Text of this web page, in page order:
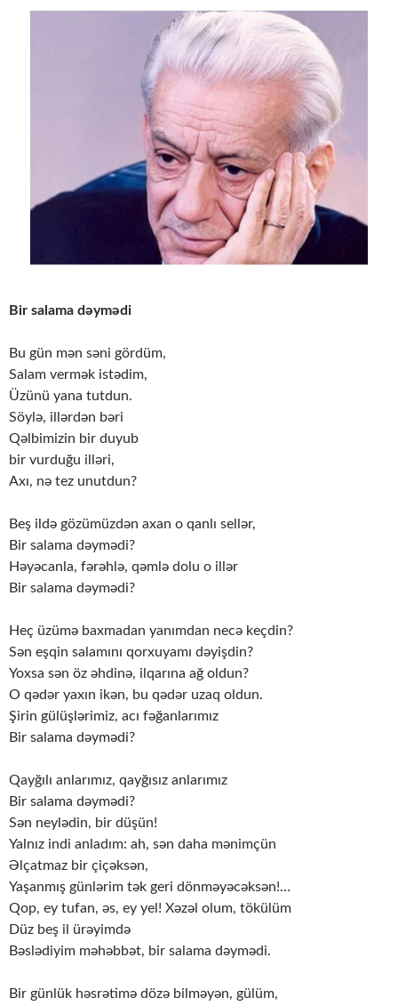
Bir salama dəymədi
Bu gün mən səni gördüm,
Salam vermək istədim,
Üzünü yana tutdun.
Söylə, illərdən bəri
Qəlbimizin bir duyub
bir vurduğu illəri,
Axı, nə tez unutdun?
Beş ildə gözümüzdən axan o qanlı sellər,
Bir salama dəymədi?
Həyəcanla, fərəhlə, qəmlə dolu o illər
Bir salama dəymədi?
Heç üzümə baxmadan yanımdan necə keçdin?
Sən eşqin salamını qorxuyamı dəyişdin?
Yoxsa sən öz əhdinə, ilqarına ağ oldun?
O qədər yaxın ikən, bu qədər uzaq oldun.
Şirin gülüşlərimiz, acı fəğanlarımız
Bir salama dəymədi?
Qayğılı anlarımız, qayğısız anlarımız
Bir salama dəymədi?
Sən neylədin, bir düşün!
Yalnız indi anladım: ah, sən daha mənimçün
Əlçatmaz bir çiçəksən,
Yaşanmış günlərim tək geri dönməyəcəksən!…
Qop, ey tufan, əs, ey yel! Xəzəl olum, tökülüm
Düz beş il ürəyimdə
Bəslədiyim məhəbbət, bir salama dəymədi.
Bir günlük həsrətimə dözə bilməyən, gülüm,